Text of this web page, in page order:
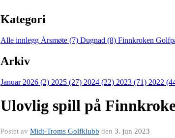
Kategori
Alle innlegg Årsmøte (7) Dugnad (8) Finnkroken
Arkiv
Januar 2026 (2) 2025 (27) 2024 (22) 2023 (71) 2022
Ulovlig spill på
Postet av Midt-Troms Golfklubb den 3. jun 2023